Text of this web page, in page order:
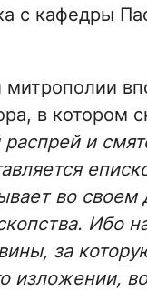
с кафедры
в котором
и
во своем
Ибо
за
изложении,